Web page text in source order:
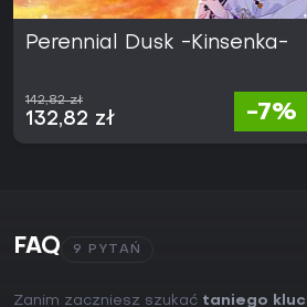
Perennial Dusk -Kinsenka-
142,82 zł
132,82 zł -7%
FAQ 9 PYTAŃ
Zanim zaczniesz szukać taniego